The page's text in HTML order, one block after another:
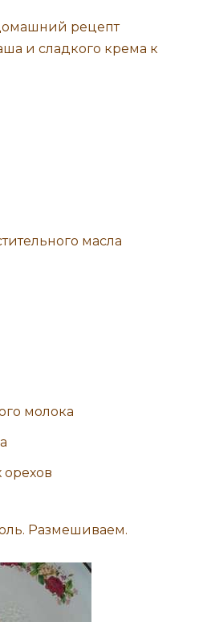
рецепт
и сладкого крема к
масла
молока
орехов
Размешиваем.